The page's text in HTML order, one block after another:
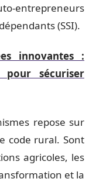
entrepreneurs
(SSI).
innovantes :
pour sécuriser
repose sur
code rural. Sont
agricoles, les
et la